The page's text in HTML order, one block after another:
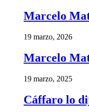
Marcelo
19 marzo, 2026
Marcelo
19 marzo, 2025
Cáffaro lo